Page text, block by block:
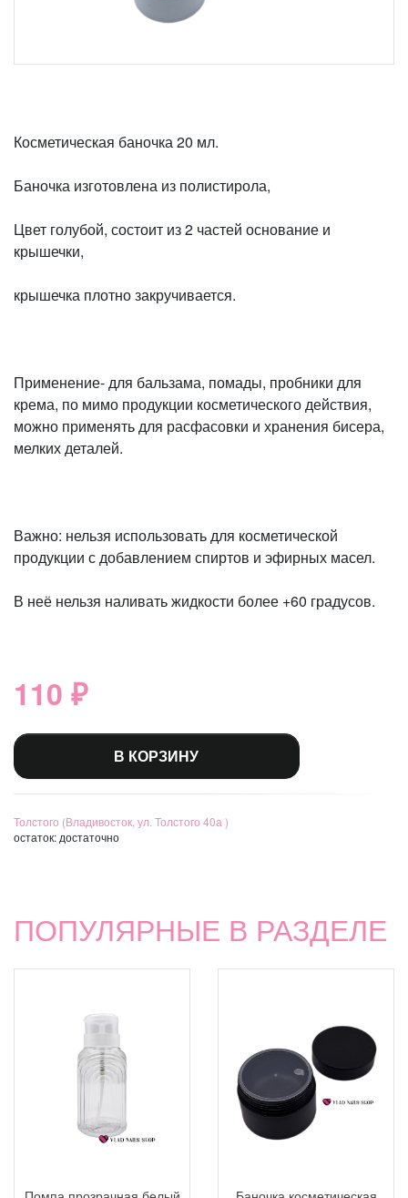
Косметическая баночка 20 мл.
Баночка изготовлена из полистирола,
Цвет голубой, состоит из 2 частей основание и
крышечки,
крышечка плотно закручивается.
Применение- для бальзама, помады, пробники для
крема, по мимо продукции косметического действия,
можно применять для расфасовки и хранения бисера,
мелких деталей.
Важно: нельзя использовать для косметической
продукции с добавлением спиртов и эфирных масел.
В неё нельзя наливать жидкости более +60 градусов.
110 ₽
В КОРЗИНУ
Толстого (Владивосток, ул. Толстого 40а )
остаток: достаточно
ПОПУЛЯРНЫЕ В РАЗДЕЛЕ